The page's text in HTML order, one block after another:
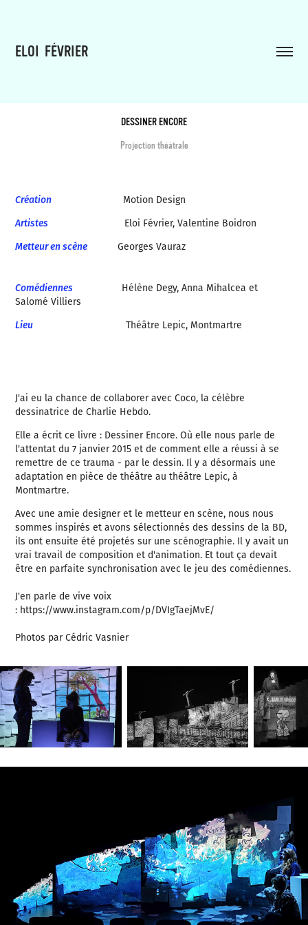
ELOI  FÉVRIER
DESSINER ENCORE
Projection théâtrale
Création Motion Design
Artistes Eloi Février, Valentine Boidron
Metteur en scène Georges Vauraz
Comédiennes
Hélène Degy, Anna Mihalcea et
Salomé Villiers
Lieu Théâtre Lepic, Montmartre
J'ai eu la chance de collaborer avec Coco, la célèbre
dessinatrice de Charlie Hebdo.
Elle a écrit ce livre : Dessiner Encore. Où elle nous parle de
l'attentat du 7 janvier 2015 et de comment elle a réussi à se
remettre de ce trauma - par le dessin. Il y a désormais une
adaptation en pièce de théâtre au théâtre Lepic, à
Montmartre.
Avec une amie designer et le metteur en scène, nous nous
sommes inspirés et avons sélectionnés des dessins de la BD,
ils ont ensuite été projetés sur une scénographie. Il y avait un
vrai travail de composition et d'animation. Et tout ça devait
être en parfaite synchronisation avec le jeu des comédiennes.
J'en parle de vive voix
: https://www.instagram.com/p/DVIgTaejMvE/
Photos par Cédric Vasnier